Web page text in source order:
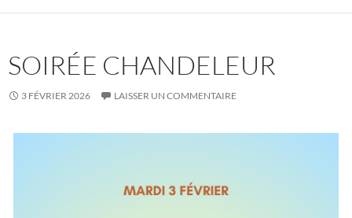
SOIRÉE CHANDELEUR
3 FÉVRIER 2026 LAISSER UN COMMENTAIRE